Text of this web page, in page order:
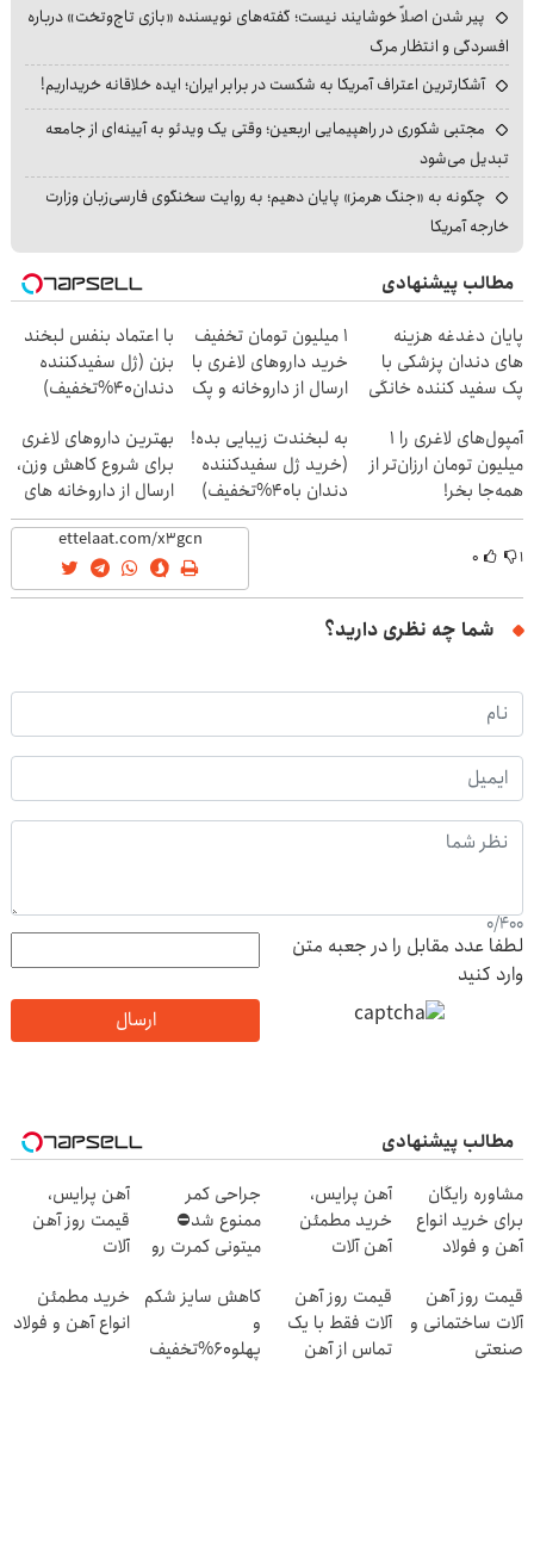
پیر شدن اصلاً خوشایند نیست؛ گفته‌های نویسنده «بازی تاج‌وتخت» درباره
افسردگی و انتظار مرگ
آشکارترین اعتراف آمریکا به شکست در برابر ایران؛ ایده خلاقانه خریداریم!
مجتبی شکوری در راهپیمایی اربعین؛ وقتی یک ویدئو به آیینه‌ای از جامعه
تبدیل می‌شود
چگونه به «جنگ هرمز» پایان دهیم؛ به روایت سخنگوی فارسی‌زبان وزارت
خارجه آمریکا
مطالب پیشنهادی
پایان دغدغه هزینه
های دندان پزشکی با
پک سفید کننده خانگی
1 میلیون تومان تخفیف
خرید داروهای لاغری با
ارسال از داروخانه و پک
با اعتماد بنفس لبخند
بزن (ژل سفیدکننده
دندان40%تخفیف)
آمپول‌های لاغری را ۱
میلیون تومان ارزان‌تر از
همه‌جا بخر!
به لبخندت زیبایی بده!
(خرید ژل سفیدکننده
دندان با40%تخفیف)
بهترین داروهای لاغری
برای شروع کاهش وزن،
ارسال از داروخانه های
نزدیکت!
۱ ۰
شما چه نظری دارید؟
0/400
لطفا عدد مقابل را در جعبه متن
وارد کنید
ارسال
مطالب پیشنهادی
مشاوره رایگان
برای خرید انواع
آهن و فولاد
آهن پرایس،
خرید مطمئن
آهن آلات
جراحی کمر
ممنوع شد⛔
میتونی کمرت رو
کنی! 👈🏻
پرسش‌نامه
آهن پرایس،
قیمت روز آهن
آلات
قیمت روز آهن
آلات ساختمانی و
صنعتی
قیمت روز آهن
آلات فقط با یک
تماس از آهن
کاهش سایز شکم
و
پهلو60%تخفیف
خرید مطمئن
انواع آهن و فولاد